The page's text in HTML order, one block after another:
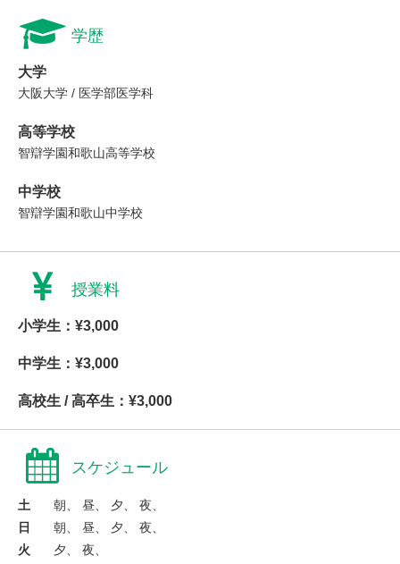
学歴
大学
大阪大学 / 医学部医学科
高等学校
智辯学園和歌山高等学校
中学校
智辯学園和歌山中学校
授業料
小学生：¥3,000
中学生：¥3,000
高校生 / 高卒生：¥3,000
スケジュール
土
朝、 昼、 夕、 夜、
日
朝、 昼、 夕、 夜、
火
夕、 夜、